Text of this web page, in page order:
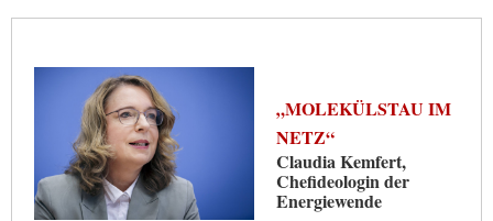
„MOLEKÜLSTAU IM
NETZ“
Claudia Kemfert,
Chefideologin der
Energiewende